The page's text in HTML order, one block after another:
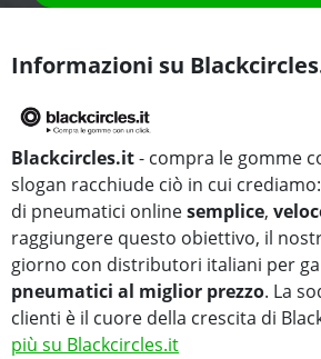
Informazioni su
Blackcircles.it- compra le gomme
slogan racchiude ciò in cui
di pneumatici onlinesemplice,
raggiungere questo obiettivo, il
giorno con distributori italiani per
pneumatici al miglior prezzo. La
clienti è il cuore della crescita di
più su Blackcircles.it